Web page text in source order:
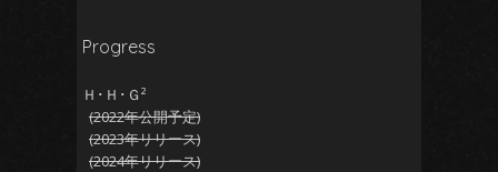
2025年12月
2025年11月
2025年10月(4)
2025年9月 (4)
Progress
Ｈ･Ｈ･Ｇ²
(2022年公開予定)
(2023年リリース)
(2024年リリース)